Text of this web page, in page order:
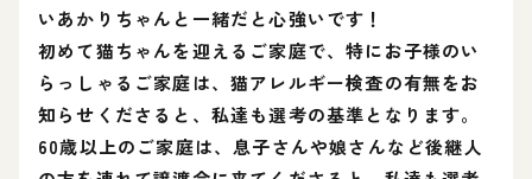
いあかりちゃんと一緒だと心強いです！
初めて猫ちゃんを迎えるご家庭で、特にお子様のい
らっしゃるご家庭は、猫アレルギー検査の有無をお
知らせくださると、私達も選考の基準となります。
60歳以上のご家庭は、息子さんや娘さんなど後継人